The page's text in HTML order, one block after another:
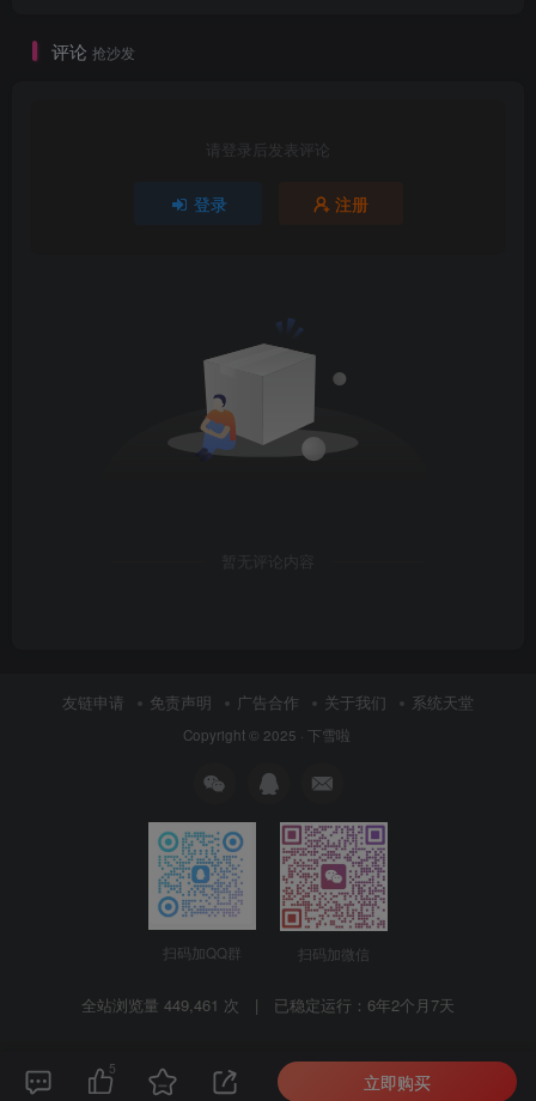
评论 抢沙发
请登录后发表评论
登录 注册
暂无评论内容
友链申请 免责声明 广告合作 关于我们 系统天堂
Copyright © 2025 · 下雪啦
扫码加QQ群 扫码加微信
全站浏览量 449,461 次 | 已稳定运行： 6年2个月7天
5
立即购买